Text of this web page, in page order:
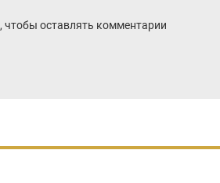
, чтобы оставлять комментарии